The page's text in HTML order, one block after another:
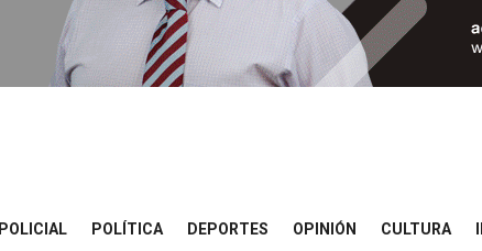
POLICIAL POLÍTICA DEPORTES OPINIÓN CULTURA